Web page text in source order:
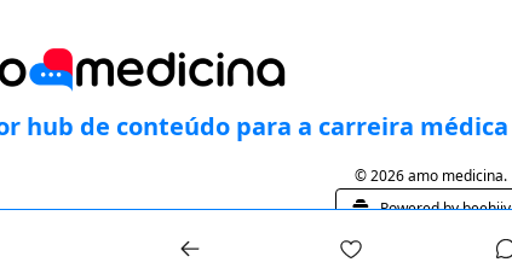
hub de conteúdo para a carreira médica
© 2026 amo medicina.
Powered by beehiiv